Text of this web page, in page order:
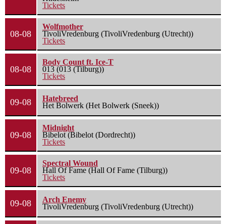
Tickets
08-08
Wolfmother
TivoliVredenburg (TivoliVredenburg (Utrecht))
Tickets
08-08
Body Count ft. Ice-T
013 (013 (Tilburg))
Tickets
09-08
Hatebreed
Het Bolwerk (Het Bolwerk (Sneek))
09-08
Midnight
Bibelot (Bibelot (Dordrecht))
Tickets
09-08
Spectral Wound
Hall Of Fame (Hall Of Fame (Tilburg))
Tickets
09-08
Arch Enemy
TivoliVredenburg (TivoliVredenburg (Utrecht))